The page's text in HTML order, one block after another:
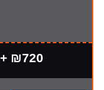
₪720 + מע"מ